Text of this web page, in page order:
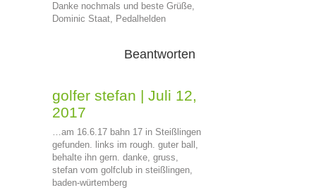
Danke nochmals und beste Grüße,
Dominic Staat, Pedalhelden
Beantworten
golfer stefan | Juli 12,
2017
…am 16.6.17 bahn 17 in Steißlingen
gefunden. links im rough. guter ball,
behalte ihn gern. danke, gruss,
stefan vom golfclub in steißlingen,
baden-würtemberg